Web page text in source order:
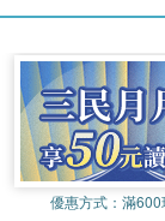
優惠方式： 滿600